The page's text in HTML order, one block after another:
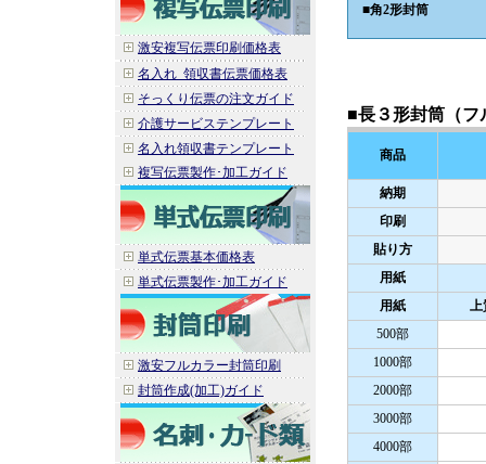
激安複写伝票印刷価格表
名入れ_領収書伝票価格表
そっくり伝票の注文ガイド
介護サービステンプレート
名入れ領収書テンプレート
複写伝票製作･加工ガイド
単式伝票基本価格表
単式伝票製作･加工ガイド
激安フルカラー封筒印刷
封筒作成(加工)ガイド
■角2形封筒
■長３形封筒（フ
商品
納期
印刷
貼り方
用紙
用紙
上
500部
1000部
2000部
3000部
4000部